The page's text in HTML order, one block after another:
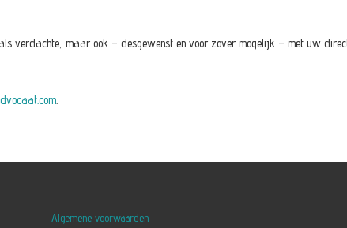
verdachte, maar ook – desgewenst en voor zover mogelijk – met uw
Algemene voorwaarden